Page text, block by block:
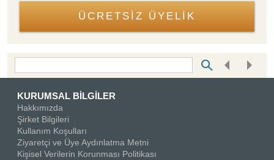
ÜCRETSİZ ÜYELİK
KURUMSAL BİLGİLER
Hakkımızda
Şirket Bilgileri
Kullanım Koşulları
Ziyaretçi ve Üye Aydınlatma Metni
Kişisel Verilerin Korunması Politikası